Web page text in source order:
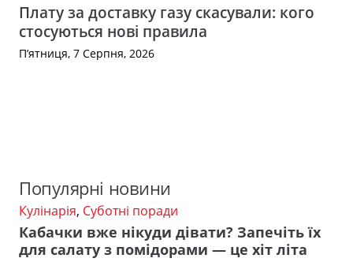
Плату за доставку газу скасували: кого
стосуються нові правила
П’ятниця, 7 Серпня, 2026
Популярні новини
Кулінарія, Суботні поради
Кабачки вже нікуди дівати? Запечіть їх
для салату з помідорами — це хіт літа